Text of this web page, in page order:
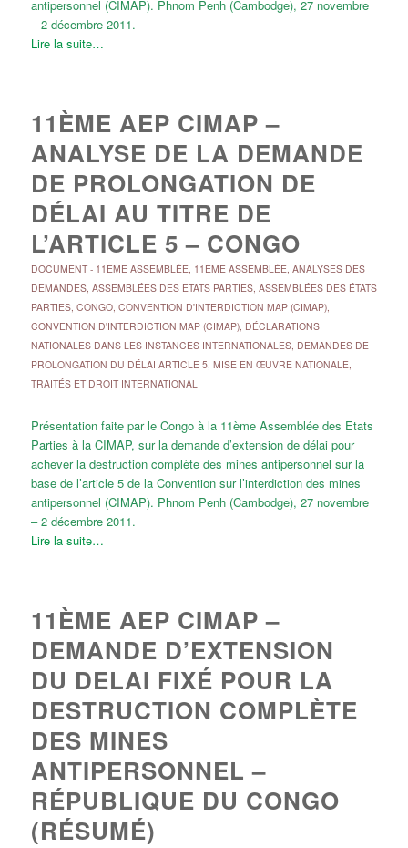
antipersonnel (CIMAP). Phnom Penh (Cambodge), 27 novembre
– 2 décembre 2011.
Lire la suite…
11ÈME AEP CIMAP –
ANALYSE DE LA DEMANDE
DE PROLONGATION DE
DÉLAI AU TITRE DE
L’ARTICLE 5 – CONGO
DOCUMENT- 11ÈME ASSEMBLÉE, 11ÈME ASSEMBLÉE, ANALYSES DES
DEMANDES, ASSEMBLÉES DES ETATS PARTIES, ASSEMBLÉES DES ÉTATS
PARTIES, CONGO, CONVENTION D'INTERDICTION MAP (CIMAP),
CONVENTION D'INTERDICTION MAP (CIMAP), DÉCLARATIONS
NATIONALES DANS LES INSTANCES INTERNATIONALES, DEMANDES DE
PROLONGATION DU DÉLAI ARTICLE 5, MISE EN ŒUVRE NATIONALE,
TRAITÉS ET DROIT INTERNATIONAL
Présentation faite par le Congo à la 11ème Assemblée des Etats
Parties à la CIMAP, sur la demande d’extension de délai pour
achever la destruction complète des mines antipersonnel sur la
base de l’article 5 de la Convention sur l’interdiction des mines
antipersonnel (CIMAP). Phnom Penh (Cambodge), 27 novembre
– 2 décembre 2011.
Lire la suite…
11ÈME AEP CIMAP –
DEMANDE D’EXTENSION
DU DELAI FIXÉ POUR LA
DESTRUCTION COMPLÈTE
DES MINES
ANTIPERSONNEL –
RÉPUBLIQUE DU CONGO
(RÉSUMÉ)